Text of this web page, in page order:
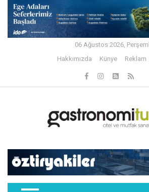
06 Ağustos 2026,
Hakkımızda
Künye Reklam